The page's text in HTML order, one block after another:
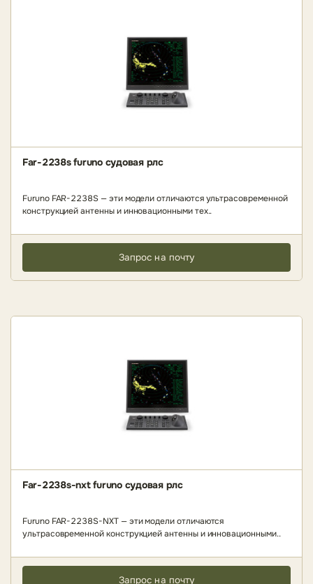
Far-2238s furuno судовая рлс
Furuno FAR-2238S — эти модели отличаются ультрасовременной
конструкцией антенны и инновационными тех..
Запрос на почту
Far-2238s-nxt furuno судовая рлс
Furuno FAR-2238S-NXT — эти модели отличаются
ультрасовременной конструкцией антенны и инновационными..
Запрос на почту